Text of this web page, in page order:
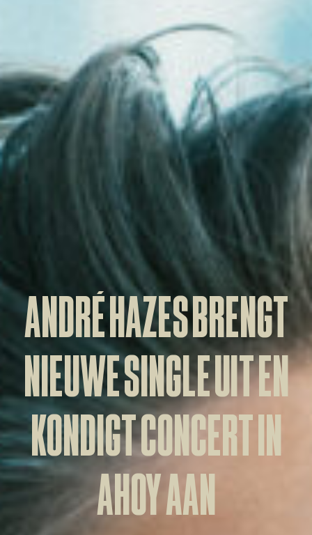
ANDRÉ HAZES BRENGT
NIEUWE SINGLE UIT EN
KONDIGT CONCERT IN
AHOY AAN